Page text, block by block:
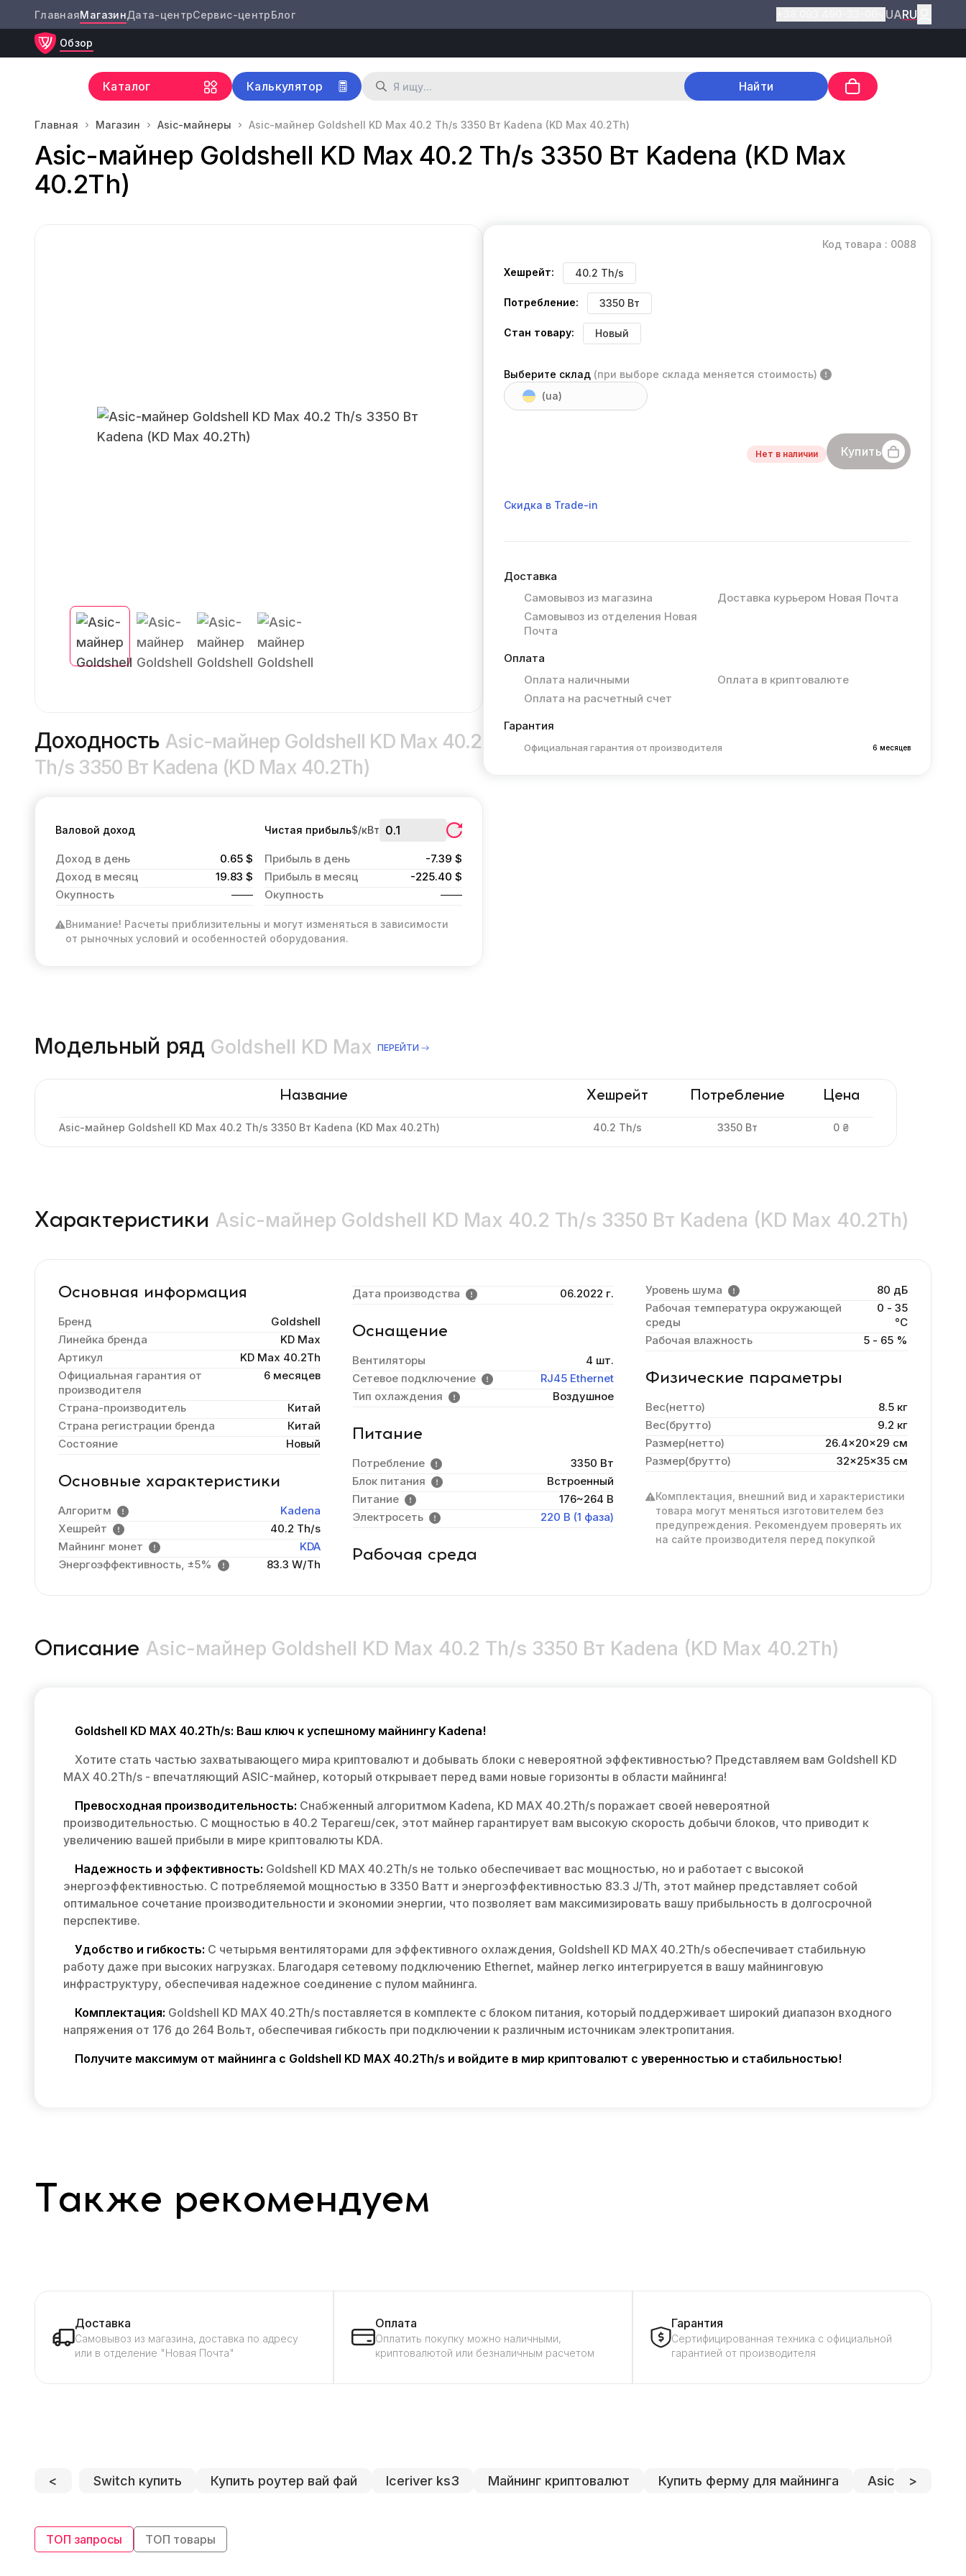
ГлавнаяМагазинДата-центрСервис-центрБлог UARU
Обзор
Каталог Калькулятор Найти
Главная Магазин Asic-майнеры Asic-майнер Goldshell KD Max 40.2 Th/s 3350 Вт Kadena (KD Max 40.2Th)
Asic-майнер Goldshell KD Max 40.2 Th/s 3350 Вт Kadena (KD Max
40.2Th)
Доходность Asic-майнер Goldshell KD Max 40.2
Th/s 3350 Вт Kadena (KD Max 40.2Th)
Валовой доход
Доход в день
0.65 $
Доход в месяц
19.83 $
Окупность
Чистая прибыль$/кВт
Прибыль в день
-7.39 $
Прибыль в месяц
-225.40 $
Окупность
Внимание! Расчеты приблизительны и могут изменяться в зависимости
от рыночных условий и особенностей оборудования.
Код товара : 0088
Хешрейт: 40.2 Th/s
Потребление: 3350 Вт
Стан товару: Новый
Выберите склад (при выборе склада меняется стоимость)
(ua)
Скидка в Trade-in
Нет в наличии Купить
Доставка
Самовывоз из магазина
Доставка курьером Новая Почта
Самовывоз из отделения Новая
Почта
Оплата
Оплата наличными
Оплата в криптовалюте
Оплата на расчетный счет
Гарантия
Официальная гарантия от производителя 6 месяцев
Модельный ряд Goldshell KD Max ПЕРЕЙТИ
Название Хешрейт Потребление Цена
Asic-майнер Goldshell KD Max 40.2 Th/s 3350 Вт Kadena (KD Max 40.2Th) 40.2 Th/s 3350 Вт 0 ₴
Характеристики Asic-майнер Goldshell KD Max 40.2 Th/s 3350 Вт Kadena (KD Max 40.2Th)
Основная информация
Бренд
Goldshell
Линейка бренда
KD Max
Артикул
KD Max 40.2Th
Официальная гарантия от
производителя
6 месяцев
Страна-производитель
Китай
Страна регистрации бренда
Китай
Состояние
Новый
Основные характеристики
Алгоритм
Kadena
Хешрейт
40.2 Th/s
Майнинг монет
KDA
Энергоэффективность, ±5%
83.3 W/Th
Дата производства 06.2022 г.
Оснащение
Вентиляторы
4 шт.
Сетевое подключение
RJ45 Ethernet
Тип охлаждения
Воздушное
Питание
Потребление
3350 Вт
Блок питания
Встроенный
Питание
176~264 В
Электросеть
220 В (1 фаза)
Рабочая среда
Уровень шума
80 дБ
Рабочая температура окружающей
среды
0 - 35
°C
Рабочая влажность
5 - 65 %
Физические параметры
Вес(нетто)
8.5 кг
Вес(брутто)
9.2 кг
Размер(нетто)
26.4x20x29 cм
Размер(брутто)
32x25x35 см
Комплектация, внешний вид и характеристики
товара могут меняться изготовителем без
предупреждения. Рекомендуем проверять их
на сайте производителя перед покупкой
Описание Asic-майнер Goldshell KD Max 40.2 Th/s 3350 Вт Kadena (KD Max 40.2Th)
Goldshell KD MAX 40.2Th/s: Ваш ключ к успешному майнингу Kadena!
Хотите стать частью захватывающего мира криптовалют и добывать блоки с невероятной эффективностью? Представляем вам Goldshell KD
MAX 40.2Th/s - впечатляющий ASIC-майнер, который открывает перед вами новые горизонты в области майнинга!
Превосходная производительность: Снабженный алгоритмом Kadena, KD MAX 40.2Th/s поражает своей невероятной
производительностью. С мощностью в 40.2 Терагеш/сек, этот майнер гарантирует вам высокую скорость добычи блоков, что приводит к
увеличению вашей прибыли в мире криптовалюты KDA.
Надежность и эффективность: Goldshell KD MAX 40.2Th/s не только обеспечивает вас мощностью, но и работает с высокой
энергоэффективностью. С потребляемой мощностью в 3350 Ватт и энергоэффективностью 83.3 J/Th, этот майнер представляет собой
оптимальное сочетание производительности и экономии энергии, что позволяет вам максимизировать вашу прибыльность в долгосрочной
перспективе.
Удобство и гибкость: С четырьмя вентиляторами для эффективного охлаждения, Goldshell KD MAX 40.2Th/s обеспечивает стабильную
работу даже при высоких нагрузках. Благодаря сетевому подключению Ethernet, майнер легко интегрируется в вашу майнинговую
инфраструктуру, обеспечивая надежное соединение с пулом майнинга.
Комплектация: Goldshell KD MAX 40.2Th/s поставляется в комплекте с блоком питания, который поддерживает широкий диапазон входного
напряжения от 176 до 264 Вольт, обеспечивая гибкость при подключении к различным источникам электропитания.
Получите максимум от майнинга с Goldshell KD MAX 40.2Th/s и войдите в мир криптовалют с уверенностью и стабильностью!
Также рекомендуем
Доставка
Самовывоз из магазина, доставка по адресу
или в отделение "Новая Почта"
Оплата
Оплатить покупку можно наличными,
криптовалютой или безналичным расчетом
Гарантия
Сертифицированная техника с официальной
гарантией от производителя
< Switch купить Купить роутер вай фай Iceriver ks3 Майнинг криптовалют Купить ферму для майнинга Asics s9
>
ТОП запросы ТОП товары